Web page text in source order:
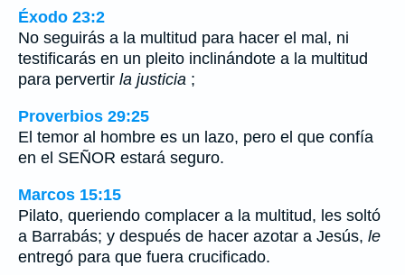
Éxodo 23:2
No seguirás a la multitud para hacer el mal, ni
testificarás en un pleito inclinándote a la multitud
para pervertir la justicia ;
Proverbios 29:25
El temor al hombre es un lazo, pero el que confía
en el SEÑOR estará seguro.
Marcos 15:15
Pilato, queriendo complacer a la multitud, les soltó
a Barrabás; y después de hacer azotar a Jesús, le
entregó para que fuera crucificado.